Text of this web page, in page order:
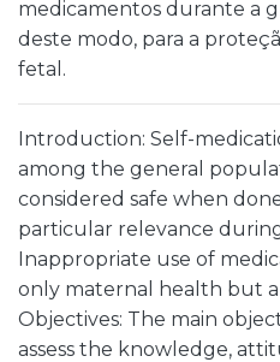
medicamentos durante a
deste modo, para a
fetal.
Introduction: Self-
among the general
considered safe when
particular relevance
Inappropriate use of
only maternal health but
Objectives: The main
assess the knowledge,